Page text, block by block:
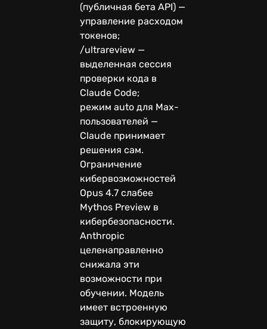
(публичная бета API) —
управление расходом
токенов;
/ultrareview —
выделенная сессия
проверки кода в
Claude Code;
режим auto для Max-
пользователей —
Claude принимает
решения сам.
Ограничение
кибервозможностей
Opus 4.7 слабее
Mythos Preview в
кибербезопасности.
Anthropic
целенаправленно
снижала эти
возможности при
обучении. Модель
имеет встроенную
защиту, блокирующую